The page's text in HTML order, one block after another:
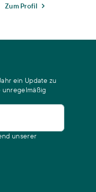
Zum Profil
ein Update zu
unregelmäßig
unserer